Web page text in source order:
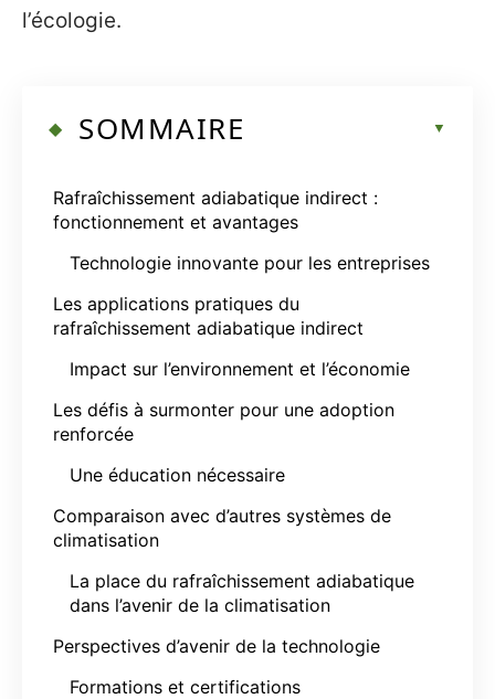
l’écologie.
SOMMAIRE
Rafraîchissement adiabatique indirect :
fonctionnement et avantages
Technologie innovante pour les entreprises
Les applications pratiques du
rafraîchissement adiabatique indirect
Impact sur l’environnement et l’économie
Les défis à surmonter pour une adoption
renforcée
Une éducation nécessaire
Comparaison avec d’autres systèmes de
climatisation
La place du rafraîchissement adiabatique
dans l’avenir de la climatisation
Perspectives d’avenir de la technologie
Formations et certifications